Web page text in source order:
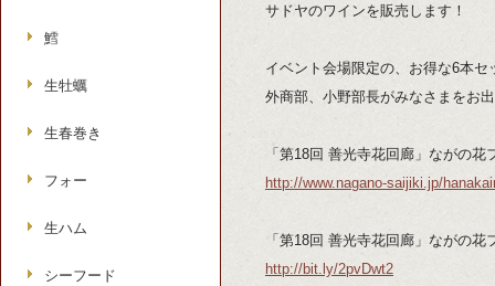
サドヤのワインを販売します！
イベント会場限定の、お得な6本
外商部、小野部長がみなさまをお
「第18回 善光寺花回廊」ながの
http://www.nagano-saijiki.jp/
「第18回 善光寺花回廊」ながの
http://bit.ly/2pvDwt2
鱈
生牡蠣
生春巻き
フォー
生ハム
シーフード